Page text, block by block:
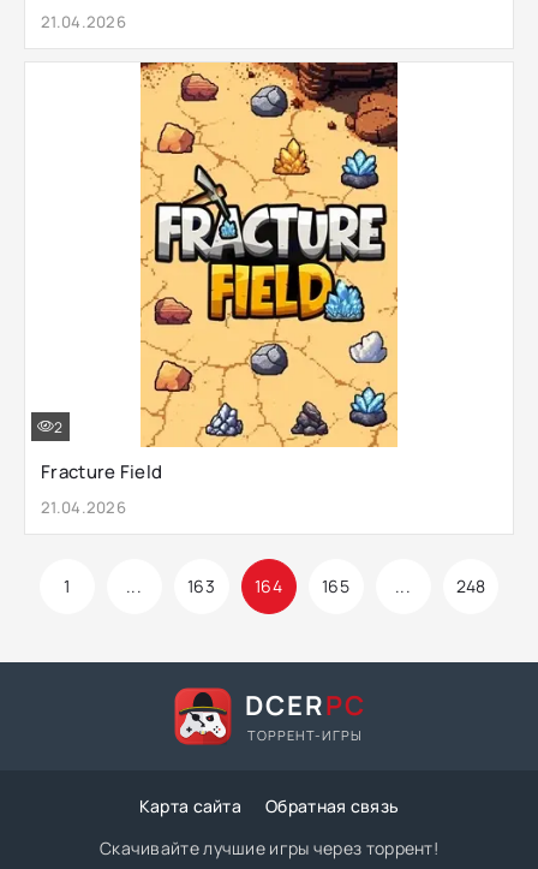
21.04.2026
Fracture Field
21.04.2026
2
1 ... 163 164 165 ... 248
DCERPC
ТОРРЕНТ-ИГРЫ
Карта сайта
Обратная связь
Скачивайте лучшие игры через торрент!